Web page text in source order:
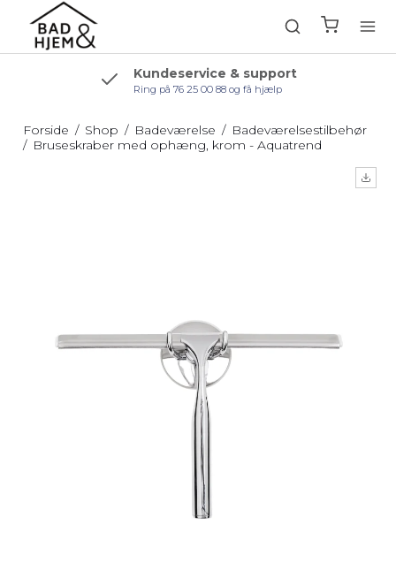
Kundeservice & support
Ring på 76 25 00 88 og få hjælp
Forside / Shop / Badeværelse / Badeværelsestilbehør
/ Bruseskraber med ophæng, krom - Aquatrend